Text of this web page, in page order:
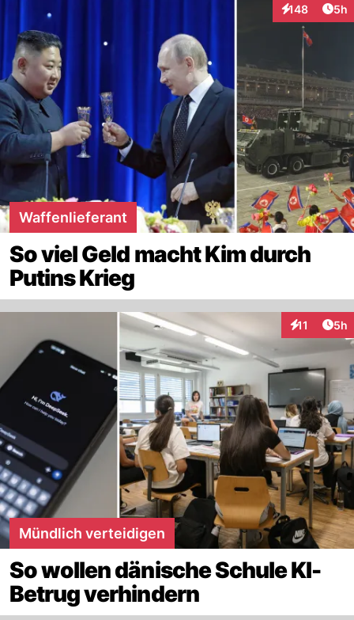
148
Interaktionen
5h
Waffenlieferant
So viel Geld macht Kim durch
Putins Krieg
11 5h
Mündlich verteidigen
So wollen dänische Schule KI-
Betrug verhindern